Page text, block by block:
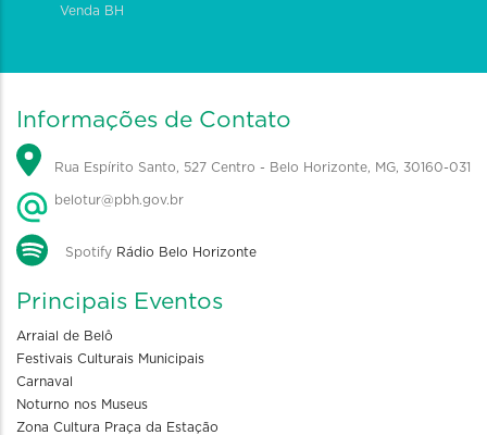
Venda BH
Informações de Contato
Rua Espírito Santo, 527 Centro - Belo Horizonte, MG, 30160-031
belotur@pbh.gov.br
Spotify Rádio Belo Horizonte
Principais Eventos
Arraial de Belô
Festivais Culturais Municipais
Carnaval
Noturno nos Museus
Zona Cultura Praça da Estação